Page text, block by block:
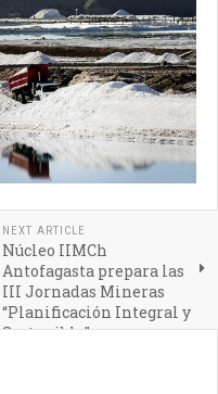
NEXT ARTICLE
Núcleo IIMCh
Antofagasta prepara las
III Jornadas Mineras
“Planificación Integral y
Sostenible”